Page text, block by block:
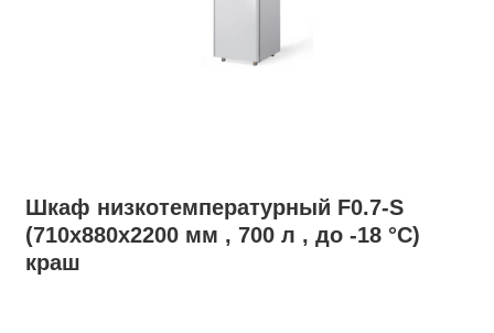
Шкаф низкотемпературный F0.7-S
(710х880х2200 мм , 700 л , до -18 °C)
краш